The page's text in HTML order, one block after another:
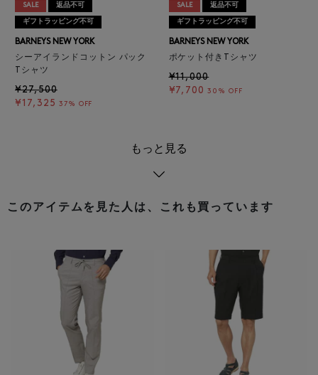
SALE 返品不可
ギフトラッピング不可
BARNEYS NEW YORK
シーアイランドコットン パック
Tシャツ
¥27,500
¥17,325 37% OFF
SALE 返品不可
ギフトラッピング不可
BARNEYS NEW YORK
ポケット付きTシャツ
¥11,000
¥7,700 30% OFF
もっと見る
このアイテムを見た人は、これも買っています